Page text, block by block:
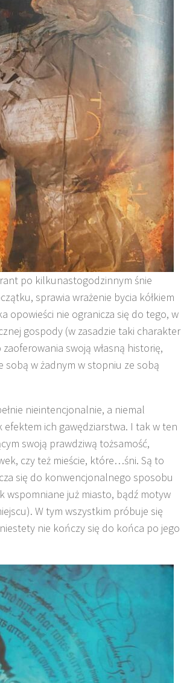
po kilkunastogodzinnym śnie
sprawia wrażenie bycia kółkiem
opowieści nie ogranicza się do tego, w
gospody (w zasadzie taki charakter
swoją własną historię,
sobą w żadnym w stopniu ze sobą
nieintencjonalnie, a niemal
efektem ich gawędziarstwa. I tak w ten
swoją prawdziwą tożsamość,
czy też mieście, które…śni. Są to
się do konwencjonalnego sposobu
wspomniane już miasto, bądź motyw
W tym wszystkim próbuje się
nie kończy się do końca po jego